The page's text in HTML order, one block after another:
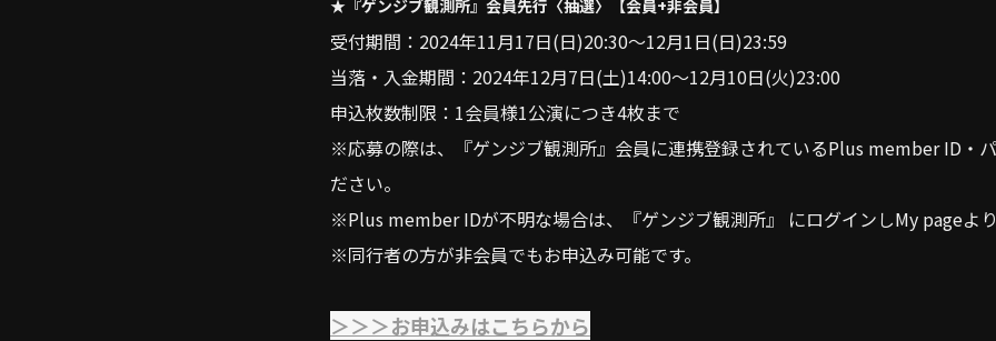
★『ゲンジブ観測所』会員先行〈抽選〉【会員+非会員】
受付期間：2024年11月17日(日)20:30〜12月1日(日)23:59
当落・入金期間：2024年12月7日(土)14:00〜12月10日(火)23:00
申込枚数制限：1会員様1公演につき4枚まで
※応募の際は、『ゲンジブ観測所』会員に連携登録されているPlus member ID・
ださい。
※Plus member IDが不明な場合は、『ゲンジブ観測所』 にログインしMy pageより
※同行者の方が非会員でもお申込み可能です。
＞＞＞お申込みはこちらから